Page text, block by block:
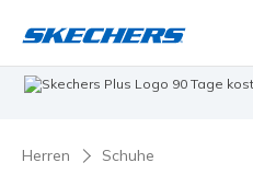
90 Tage
Herren Schuhe